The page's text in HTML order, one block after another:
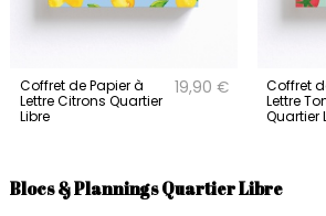
Coffret de Papier à
Lettre Citrons Quartier
Libre
19,90 €
Coffret
Lettre
Quartier
Blocs & Plannings Quartier Libre